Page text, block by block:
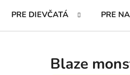
PRE DIEVČATÁ PRE
Blaze